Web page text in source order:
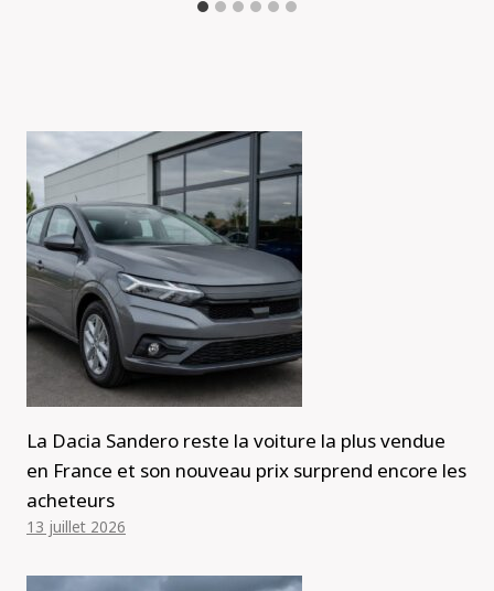
La Dacia Sandero reste la voiture la plus vendue
en France et son nouveau prix surprend encore les
acheteurs
13 juillet 2026